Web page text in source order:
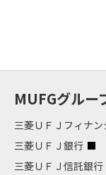
MUFGグルー
三菱ＵＦＪフィナ
三菱ＵＦＪ銀行
三菱ＵＦＪ信託銀行